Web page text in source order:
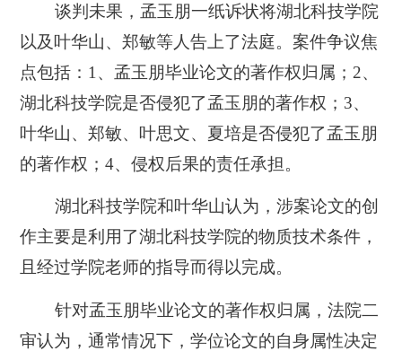
谈判未果，孟玉朋一纸诉状将湖北科技学院
以及叶华山、郑敏等人告上了法庭。案件争议焦
点包括：1、孟玉朋毕业论文的著作权归属；2、
湖北科技学院是否侵犯了孟玉朋的著作权；3、
叶华山、郑敏、叶思文、夏培是否侵犯了孟玉朋
的著作权；4、侵权后果的责任承担。
湖北科技学院和叶华山认为，涉案论文的创
作主要是利用了湖北科技学院的物质技术条件，
且经过学院老师的指导而得以完成。
针对孟玉朋毕业论文的著作权归属，法院二
审认为，通常情况下，学位论文的自身属性决定